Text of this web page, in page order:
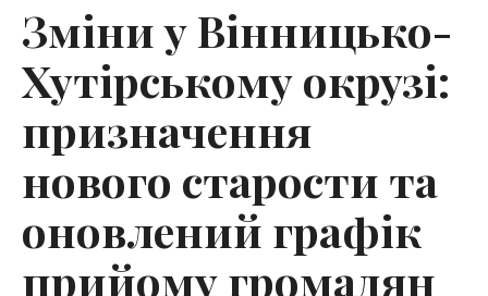
Зміни у Вінницько-
Хутірському окрузі:
призначення
нового старости та
оновлений графік
прийому громадян